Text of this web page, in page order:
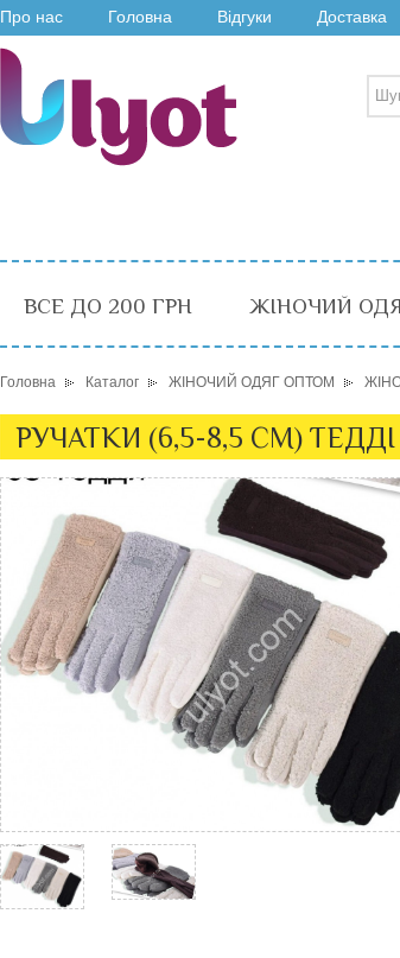
Про нас Головна Відгуки Доставка
ВСЕ ДО 200 ГРН ЖІНОЧИЙ
Головна Каталог ЖІНОЧИЙ ОДЯГ ОПТОМ
РУЧАТКИ (6,5-8,5 СМ)